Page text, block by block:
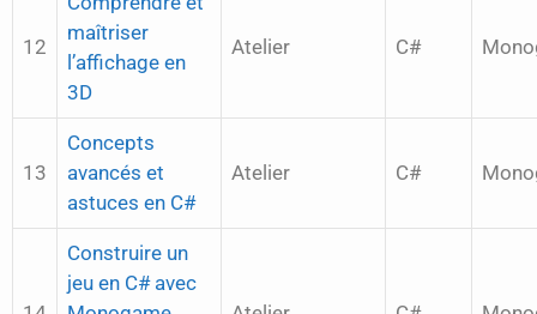
12
maîtriser
l’affichage en
3D
Atelier C#
13
Concepts
avancés et
astuces en C#
Atelier C#
Construire un
jeu en C# avec